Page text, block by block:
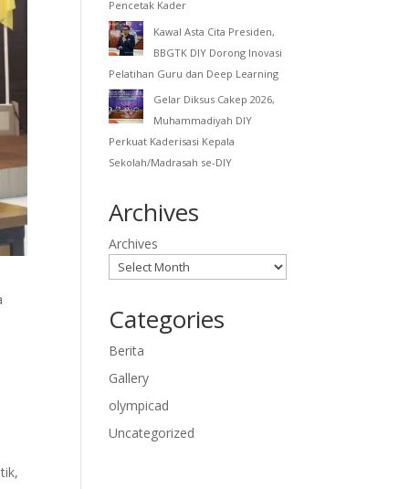
Pencetak Kader
Kawal Asta Cita Presiden,
BBGTK DIY Dorong Inovasi
Pelatihan Guru dan Deep Learning
Gelar Diksus Cakep 2026,
Muhammadiyah DIY
Perkuat Kaderisasi Kepala
Sekolah/Madrasah se-DIY
Archives
Archives
Categories
Berita
Gallery
olympicad
Uncategorized